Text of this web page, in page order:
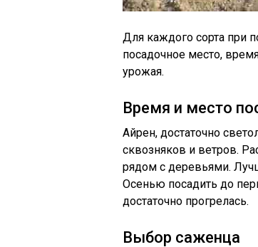
Для каждого сорта при
посадочное место,
урожая.
Время и место
Айрен, достаточно
сквозняков и ветров.
рядом с деревьями.
Осенью посадить до
достаточно прогрелась.
Выбор саженца